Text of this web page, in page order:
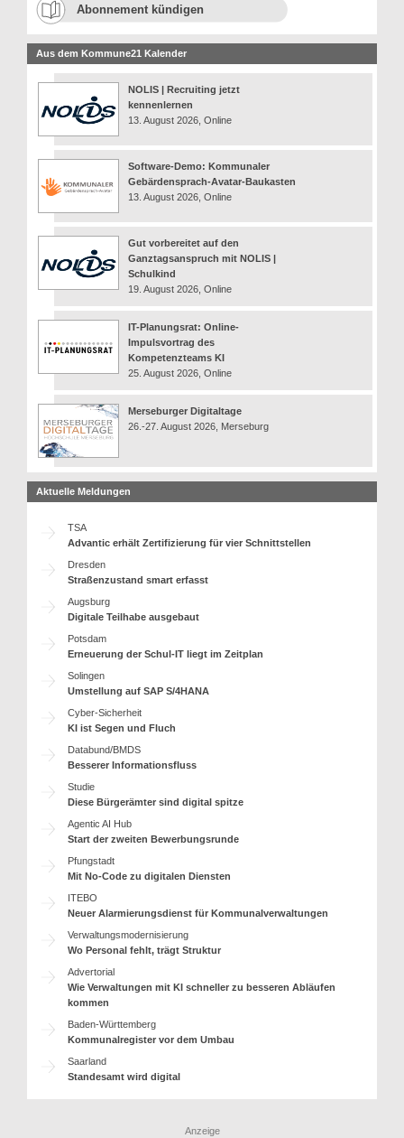
Abonnement kündigen
Aus dem Kommune21 Kalender
NOLIS | Recruiting jetzt
kennenlernen
13. August 2026, Online
Software-Demo: Kommunaler
Gebärdensprach-Avatar-Baukasten
13. August 2026, Online
Gut vorbereitet auf den
Ganztagsanspruch mit NOLIS |
Schulkind
19. August 2026, Online
IT-Planungsrat: Online-
Impulsvortrag des
Kompetenzteams KI
25. August 2026, Online
Merseburger Digitaltage
26.-27. August 2026, Merseburg
Aktuelle Meldungen
TSA
Advantic erhält Zertifizierung für vier Schnittstellen
Dresden
Straßenzustand smart erfasst
Augsburg
Digitale Teilhabe ausgebaut
Potsdam
Erneuerung der Schul-IT liegt im Zeitplan
Solingen
Umstellung auf SAP S/4HANA
Cyber-Sicherheit
KI ist Segen und Fluch
Databund/BMDS
Besserer Informationsfluss
Studie
Diese Bürgerämter sind digital spitze
Agentic AI Hub
Start der zweiten Bewerbungsrunde
Pfungstadt
Mit No-Code zu digitalen Diensten
ITEBO
Neuer Alarmierungsdienst für Kommunalverwaltungen
Verwaltungsmodernisierung
Wo Personal fehlt, trägt Struktur
Advertorial
Wie Verwaltungen mit KI schneller zu besseren Abläufen
kommen
Baden-Württemberg
Kommunalregister vor dem Umbau
Saarland
Standesamt wird digital
Anzeige